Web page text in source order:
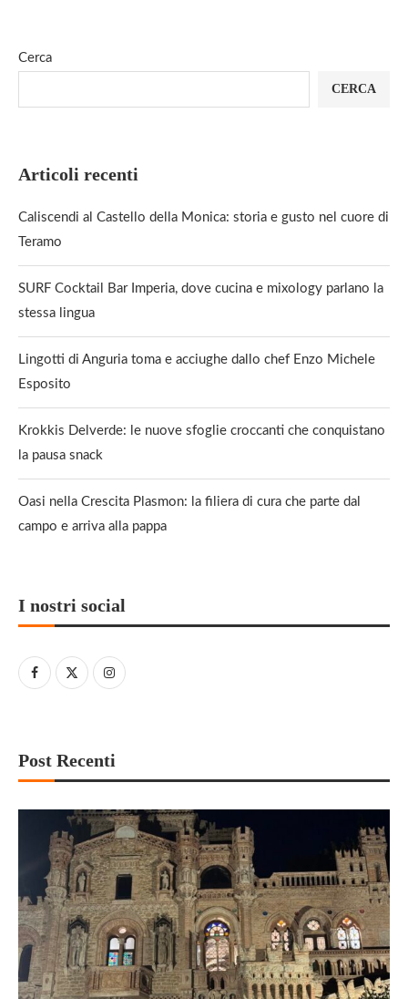
Cerca
CERCA
Articoli recenti
Caliscendi al Castello della Monica: storia e gusto nel cuore di
Teramo
SURF Cocktail Bar Imperia, dove cucina e mixology parlano la
stessa lingua
Lingotti di Anguria toma e acciughe dallo chef Enzo Michele
Esposito
Krokkis Delverde: le nuove sfoglie croccanti che conquistano
la pausa snack
Oasi nella Crescita Plasmon: la filiera di cura che parte dal
campo e arriva alla pappa
I nostri social
Post Recenti